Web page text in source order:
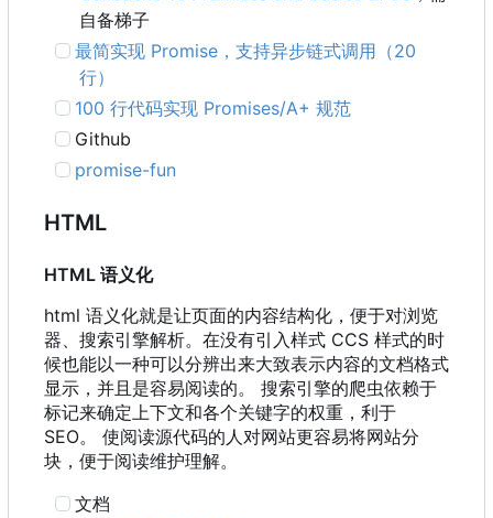
自备梯子
最简实现 Promise ，支持异步链式调用 （20
行）
100 行代码实现 Promises/A+ 规范
Github
promise-fun
HTML
HTML 语义化
html 语义化就是让页面的内容结构化，便于对浏览
器、搜索引擎解析。在没有引入样式 CCS 样式的时
候也能以一种可以分辨出来大致表示内容的文档格式
显示，并且是容易阅读的。 搜索引擎的爬虫依赖于
标记来确定上下文和各个关键字的权重，利于
SEO。 使阅读源代码的人对网站更容易将网站分
块，便于阅读维护理解。
文档